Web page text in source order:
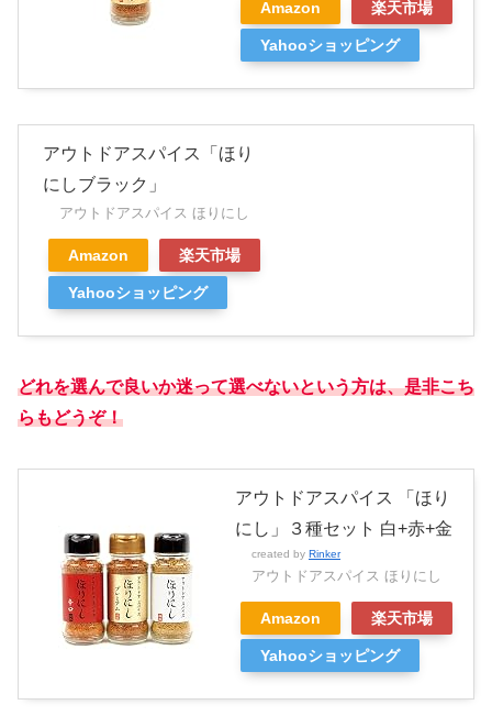
Amazon 楽天市場
Yahooショッピング
アウトドアスパイス「ほり
にしブラック」
アウトドアスパイス ほりにし
Amazon 楽天市場
Yahooショッピング
どれを選んで良いか迷って選べないという方は、是非こち
らもどうぞ！
アウトドアスパイス 「ほり
にし」３種セット 白+赤+金
created by Rinker
アウトドアスパイス ほりにし
Amazon 楽天市場
Yahooショッピング